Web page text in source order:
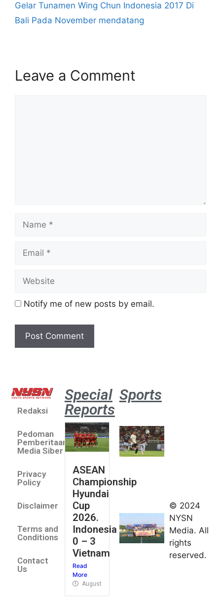
Gelar Tunamen Wing Chun Indonesia 2017 Di
Bali Pada November mendatang
Leave a Comment
Notify me of new posts by email.
Redaksi
Pedoman
Pemberitaan
Media Siber
Privacy
Policy
Disclaimer
Terms and
Conditions
Contact
Us
Special
Reports
ASEAN
Championship
Hyundai
Cup
2026.
Indonesia
0 – 3
Vietnam
Read
More
August 4, 2026
Sports
umum
Kejurnas
Panahan
Junior di
Kudus
© 2024
NYSN
Media. All
rights
reserved.